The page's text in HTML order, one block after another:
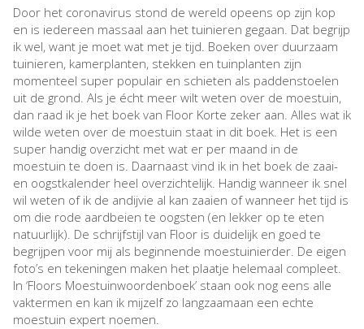
Door het coronavirus stond de wereld opeens op zijn kop
en is iedereen massaal aan het tuinieren gegaan. Dat begrijp
ik wel, want je moet wat met je tijd. Boeken over duurzaam
tuinieren, kamerplanten, stekken en tuinplanten zijn
momenteel super populair en schieten als paddenstoelen
uit de grond. Als je écht meer wilt weten over de moestuin,
dan raad ik je het boek van Floor Korte zeker aan. Alles wat ik
wilde weten over de moestuin staat in dit boek. Het is een
super handig overzicht met wat er per maand in de
moestuin te doen is. Daarnaast vind ik in het boek de zaai-
en oogstkalender heel overzichtelijk. Handig wanneer ik snel
wil weten of ik de andijvie al kan zaaien of wanneer het tijd is
om die rode aardbeien te oogsten (en lekker op te eten
natuurlijk). De schrijfstijl van Floor is duidelijk en goed te
begrijpen voor mij als beginnende moestuinierder. De eigen
foto’s en tekeningen maken het plaatje helemaal compleet.
In ‘Floors Moestuinwoordenboek’ staan ook nog eens alle
vaktermen en kan ik mijzelf zo langzaamaan een echte
moestuin expert noemen.